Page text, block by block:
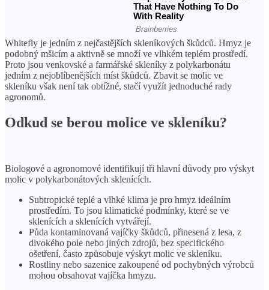
Whitefly je jedním z nejčastějších skleníkových škůdců. Hmyz je
podobný mšicím a aktivně se množí ve vlhkém teplém prostředí.
Proto jsou venkovské a farmářské skleníky z polykarbonátu
jedním z nejoblíbenějších míst škůdců. Zbavit se molic ve
skleníku však není tak obtížné, stačí využít jednoduché rady
agronomů.
Odkud se berou molice ve skleníku?
Biologové a agronomové identifikují tři hlavní důvody pro výskyt
molic v polykarbonátových sklenících.
Subtropické teplé a vlhké klima je pro hmyz ideálním
prostředím. To jsou klimatické podmínky, které se ve
sklenících a sklenících vytvářejí.
Půda kontaminovaná vajíčky škůdců, přinesená z lesa, z
divokého pole nebo jiných zdrojů, bez specifického
ošetření, často způsobuje výskyt molic ve skleníku.
Rostliny nebo sazenice zakoupené od pochybných výrobců
mohou obsahovat vajíčka hmyzu.